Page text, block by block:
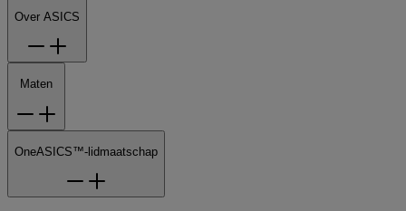
Over ASICS
Maten
OneASICS™-lidmaatschap